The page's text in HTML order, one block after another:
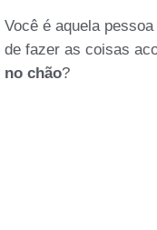
Você é aquela
de fazer as coisas
no chão?